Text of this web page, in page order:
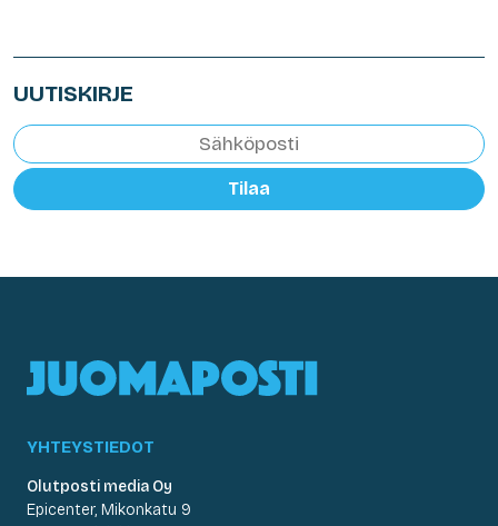
UUTISKIRJE
Tilaa
YHTEYSTIEDOT
Olutposti media Oy
Epicenter, Mikonkatu 9